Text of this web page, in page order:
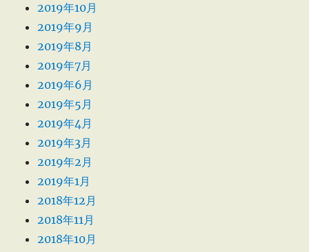
2019年10月
2019年9月
2019年8月
2019年7月
2019年6月
2019年5月
2019年4月
2019年3月
2019年2月
2019年1月
2018年12月
2018年11月
2018年10月